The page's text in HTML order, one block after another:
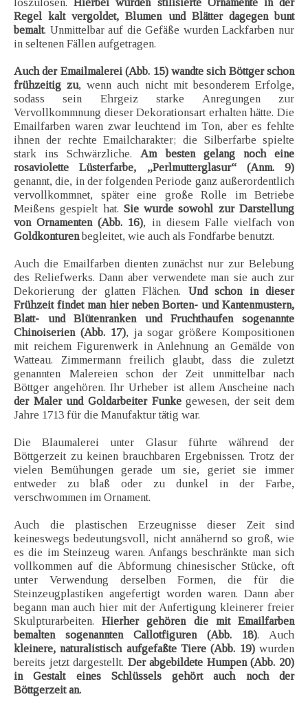
loszulösen.Hierbei wurden stilisierte Ornamente in der
Regel kalt vergoldet, Blumen und Blätter dagegen bunt
bemalt. Unmittelbar auf die Gefäße wurden Lackfarben nur
in seltenen Fällen aufgetragen.
Auch der Emailmalerei (Abb. 15) wandte sich Böttger schon
frühzeitig zu, wenn auch nicht mit besonderem Erfolge,
sodass sein Ehrgeiz starke Anregungen zur
Vervollkommnung dieser Dekorationsart erhalten hätte. Die
Emailfarben waren zwar leuchtend im Ton, aber es fehlte
ihnen der rechte Emailcharakter; die Silberfarbe spielte
stark ins Schwärzliche.Am besten gelang noch eine
rosaviolette Lüsterfarbe, „Perlmutterglasur“ (Anm. 9)
genannt, die, in der folgenden Periode ganz außerordentlich
vervollkommnet, später eine große Rolle im Betriebe
Meißens gespielt hat. Sie wurde sowohl zur Darstellung
von Ornamenten (Abb. 16), in diesem Falle vielfach von
Goldkonturenbegleitet, wie auch als Fondfarbe benutzt.
Auch die Emailfarben dienten zunächst nur zur Belebung
des Reliefwerks. Dann aber verwendete man sie auch zur
Dekorierung der glatten Flächen. Und schon in dieser
Frühzeit findet man hier neben Borten- und Kantenmustern,
Blatt- und Blütenranken und Fruchthaufen sogenannte
Chinoiserien (Abb. 17), ja sogar größere Kompositionen
mit reichem Figurenwerk in Anlehnung an Gemälde von
Watteau. Zimmermann freilich glaubt, dass die zuletzt
genannten Malereien schon der Zeit unmittelbar nach
Böttger angehören. Ihr Urheber ist allem Anscheine nach
der Maler und Goldarbeiter Funkegewesen, der seit dem
Jahre 1713 für die Manufaktur tätig war.
Die Blaumalerei unter Glasur führte während der
Böttgerzeit zu keinen brauchbaren Ergebnissen. Trotz der
vielen Bemühungen gerade um sie, geriet sie immer
entweder zu blaß oder zu dunkel in der Farbe,
verschwommen im Ornament.
Auch die plastischen Erzeugnisse dieser Zeit sind
keineswegs bedeutungsvoll, nicht annähernd so groß, wie
es die im Steinzeug waren. Anfangs beschränkte man sich
vollkommen auf die Abformung chinesischer Stücke, oft
unter Verwendung derselben Formen, die für die
Steinzeugplastiken angefertigt worden waren. Dann aber
begann man auch hier mit der Anfertigung kleinerer freier
Skulpturarbeiten.Hierher gehören die mit Emailfarben
bemalten sogenannten Callotfiguren (Abb. 18). Auch
kleinere, naturalistisch aufgefaßte Tiere (Abb. 19)wurden
bereits jetzt dargestellt. Der abgebildete Humpen (Abb. 20)
in Gestalt eines Schlüssels gehört auch noch der
Böttgerzeit an.